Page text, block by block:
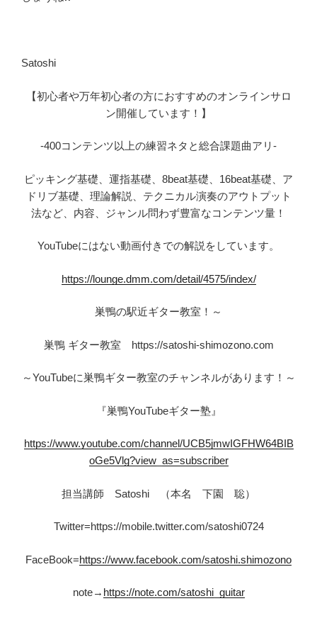
Satoshi
【初心者や万年初心者の方におすすめのオンラインサロ
ン開催しています！】
-400コンテンツ以上の練習ネタと総合課題曲アリ-
ピッキング基礎、運指基礎、8beat基礎、16beat基礎、ア
ドリブ基礎、理論解説、テクニカル演奏のアウトプット
法など、内容、ジャンル問わず豊富なコンテンツ量！
YouTubeにはない動画付きでの解説をしています。
https://lounge.dmm.com/detail/4575/index/
巣鴨の駅近ギター教室！～
巣鴨 ギター教室 https://satoshi-shimozono.com
～YouTubeに巣鴨ギター教室のチャンネルがあります！～
『巣鴨YouTubeギター塾』
https://www.youtube.com/channel/UCB5jmwIGFHW64BIB
oGe5Vlg?view_as=subscriber
担当講師 Satoshi （本名 下園 聡）
Twitter=https://mobile.twitter.com/satoshi0724
FaceBook=https://www.facebook.com/satoshi.shimozono
note→ https://note.com/satoshi_guitar